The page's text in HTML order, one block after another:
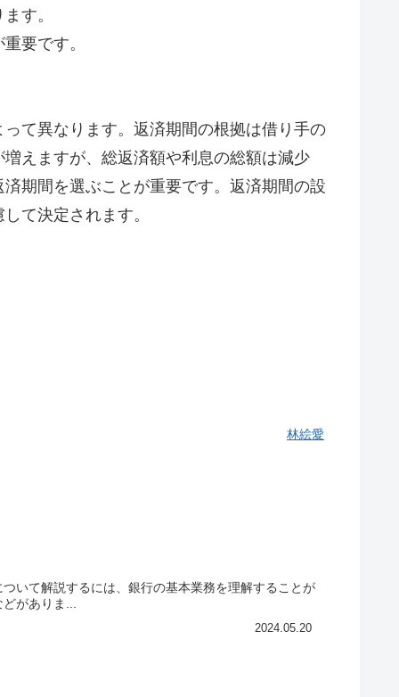
す。
要です。
て異なります。返済期間の根拠は借り手の
えますが、総返済額や利息の総額は減少
期間を選ぶことが重要です。返済期間の設
て決定されます。
林絵愛
いて解説するには、銀行の基本業務を理解することが
がありま...
2024.05.20